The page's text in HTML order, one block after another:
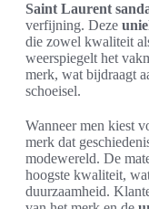
Saint Laurent
verfijning. Deze
die zowel kwaliteit
weerspiegelt het
merk, wat bijdraagt
schoeisel.
Wanneer men kiest
merk dat
modewereld. De
hoogste kwaliteit,
duurzaamheid.